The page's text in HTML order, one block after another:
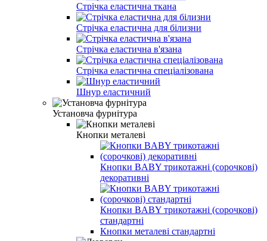
Стрічка еластична ткана
Стрічка еластична для білизни
Стрічка еластична в'язана
Стрічка еластична спеціалізована
Шнур еластичний
Установча фурнітура
Кнопки металеві
Кнопки BABY трикотажні (сорочкові)
декоративні
Кнопки BABY трикотажні (сорочкові)
стандартні
Кнопки металеві стандартні